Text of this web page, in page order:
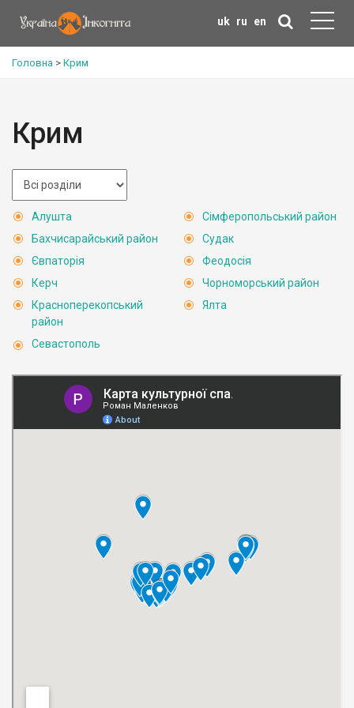
uk ru en
Головна > Крим
Крим
Алушта
Бахчисарайський район
Євпаторія
Керч
Красноперекопський
район
Севастополь
Сімферопольський район
Судак
Феодосія
Чорноморський район
Ялта